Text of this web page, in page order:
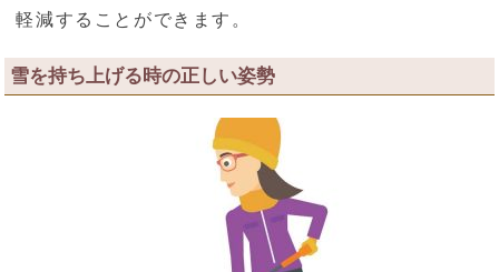
軽減することができます。
雪を持ち上げる時の正しい姿勢